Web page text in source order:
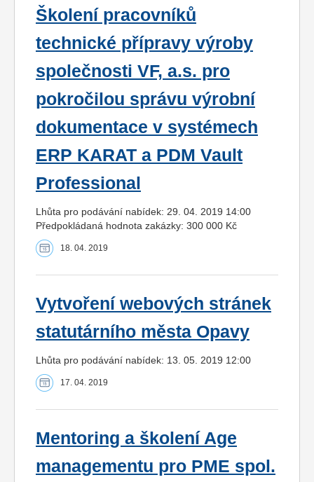
Školení pracovníků
technické přípravy výroby
společnosti VF, a.s. pro
pokročilou správu výrobní
dokumentace v systémech
ERP KARAT a PDM Vault
Professional
Lhůta pro podávání nabídek: 29. 04. 2019 14:00
Předpokládaná hodnota zakázky: 300 000 Kč
18. 04. 2019
Vytvoření webových stránek
statutárního města Opavy
Lhůta pro podávání nabídek: 13. 05. 2019 12:00
17. 04. 2019
Mentoring a školení Age
managementu pro PME spol.